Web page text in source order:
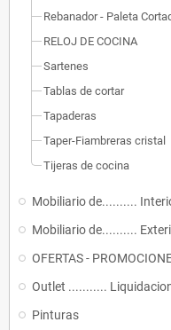
Rebanador - Paleta
RELOJ DE COCINA
Sartenes
Tablas de cortar
Tapaderas
Taper-Fiambreras cristal
Tijeras de cocina
Mobiliario de..........
Mobiliario de..........
OFERTAS -
Outlet ...........
Pinturas